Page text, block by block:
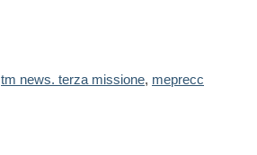
tm news. terza missione, meprecc